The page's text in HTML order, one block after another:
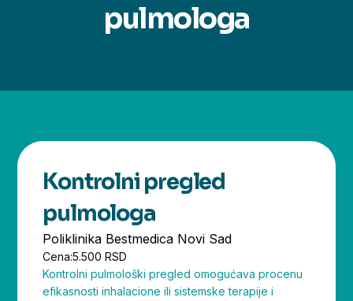
pulmologa
Kontrolni pregled
pulmologa
Poliklinika Bestmedica Novi Sad
Cena:5.500 RSD
Kontrolni pulmološki pregled omogućava procenu
efikasnosti inhalacione ili sistemske terapije i